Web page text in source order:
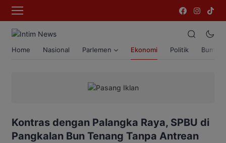
Home Nasional Parlemen Ekonomi Politik Bumi
Kontras dengan Palangka Raya, SPBU di
Pangkalan Bun Tenang Tanpa Antrean